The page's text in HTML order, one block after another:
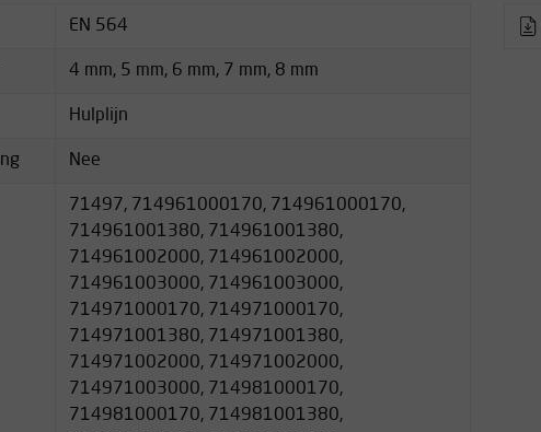
kN (ca 700 kg)
kN (ca 1300 kg)
kN (ca 1800 kg)
EN 564
4 mm, 5 mm, 6 mm, 7 mm, 8 mm
Hulplijn
Nee
71497, 714961000170, 714961000170,
714961001380, 714961001380,
714961002000, 714961002000,
714961003000, 714961003000,
714971000170, 714971000170,
714971001380, 714971001380,
714971002000, 714971002000,
714971003000, 714981000170,
714981000170, 714981001380,